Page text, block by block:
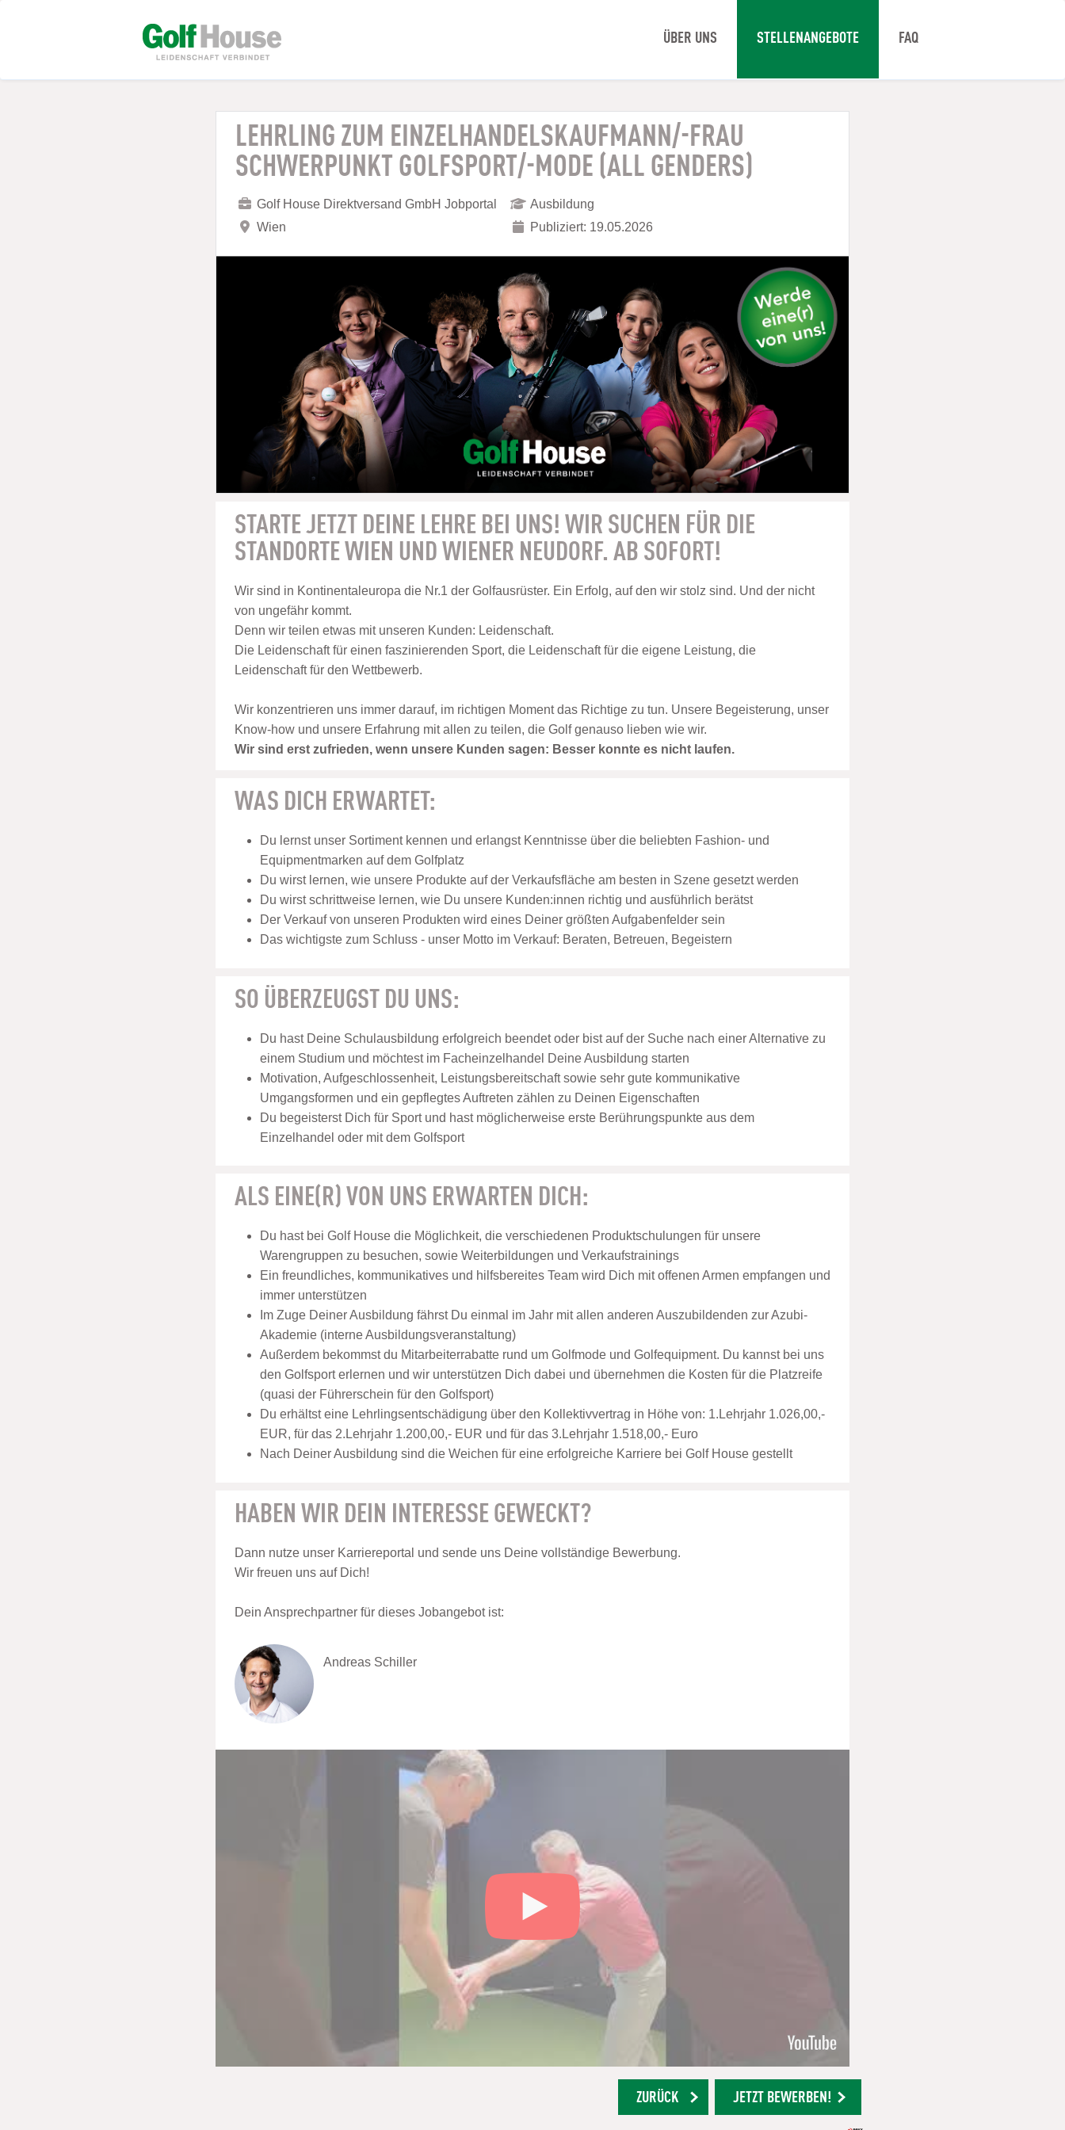
ÜBER UNS STELLENANGEBOTE FAQ
LEHRLING ZUM EINZELHANDELSKAUFMANN/-FRAU
SCHWERPUNKT GOLFSPORT/-MODE (ALL GENDERS)
Golf House Direktversand GmbH Jobportal
Wien
Ausbildung
Publiziert: 19.05.2026
STARTE JETZT DEINE LEHRE BEI UNS! WIR SUCHEN FÜR DIE
STANDORTE WIEN UND WIENER NEUDORF. AB SOFORT!
Wir sind in Kontinentaleuropa die Nr.1 der Golfausrüster. Ein Erfolg, auf den wir stolz sind. Und der nicht
von ungefähr kommt.
Denn wir teilen etwas mit unseren Kunden: Leidenschaft.
Die Leidenschaft für einen faszinierenden Sport, die Leidenschaft für die eigene Leistung, die
Leidenschaft für den Wettbewerb.
Wir konzentrieren uns immer darauf, im richtigen Moment das Richtige zu tun. Unsere Begeisterung, unser
Know-how und unsere Erfahrung mit allen zu teilen, die Golf genauso lieben wie wir.
Wir sind erst zufrieden, wenn unsere Kunden sagen: Besser konnte es nicht laufen.
WAS DICH ERWARTET:
Du lernst unser Sortiment kennen und erlangst Kenntnisse über die beliebten Fashion- und
Equipmentmarken auf dem Golfplatz
Du wirst lernen, wie unsere Produkte auf der Verkaufsfläche am besten in Szene gesetzt werden
Du wirst schrittweise lernen, wie Du unsere Kunden:innen richtig und ausführlich berätst
Der Verkauf von unseren Produkten wird eines Deiner größten Aufgabenfelder sein
Das wichtigste zum Schluss - unser Motto im Verkauf: Beraten, Betreuen, Begeistern
SO ÜBERZEUGST DU UNS:
Du hast Deine Schulausbildung erfolgreich beendet oder bist auf der Suche nach einer Alternative zu
einem Studium und möchtest im Facheinzelhandel Deine Ausbildung starten
Motivation, Aufgeschlossenheit, Leistungsbereitschaft sowie sehr gute kommunikative
Umgangsformen und ein gepflegtes Auftreten zählen zu Deinen Eigenschaften
Du begeisterst Dich für Sport und hast möglicherweise erste Berührungspunkte aus dem
Einzelhandel oder mit dem Golfsport
ALS EINE(R) VON UNS ERWARTEN DICH:
Du hast bei Golf House die Möglichkeit, die verschiedenen Produktschulungen für unsere
Warengruppen zu besuchen, sowie Weiterbildungen und Verkaufstrainings
Ein freundliches, kommunikatives und hilfsbereites Team wird Dich mit offenen Armen empfangen und
immer unterstützen
Im Zuge Deiner Ausbildung fährst Du einmal im Jahr mit allen anderen Auszubildenden zur Azubi-
Akademie (interne Ausbildungsveranstaltung)
Außerdem bekommst du Mitarbeiterrabatte rund um Golfmode und Golfequipment. Du kannst bei uns
den Golfsport erlernen und wir unterstützen Dich dabei und übernehmen die Kosten für die Platzreife
(quasi der Führerschein für den Golfsport)
Du erhältst eine Lehrlingsentschädigung über den Kollektivvertrag in Höhe von: 1.Lehrjahr 1.026,00,-
EUR, für das 2.Lehrjahr 1.200,00,- EUR und für das 3.Lehrjahr 1.518,00,- Euro
Nach Deiner Ausbildung sind die Weichen für eine erfolgreiche Karriere bei Golf House gestellt
HABEN WIR DEIN INTERESSE GEWECKT?
Dann nutze unser Karriereportal und sende uns Deine vollständige Bewerbung.
Wir freuen uns auf Dich!
Dein Ansprechpartner für dieses Jobangebot ist:
Andreas Schiller
ZURÜCK JETZT BEWERBEN!